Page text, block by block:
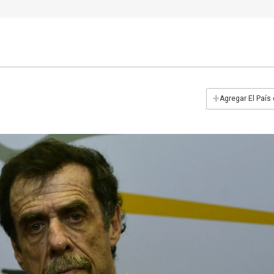
+Agregar El País